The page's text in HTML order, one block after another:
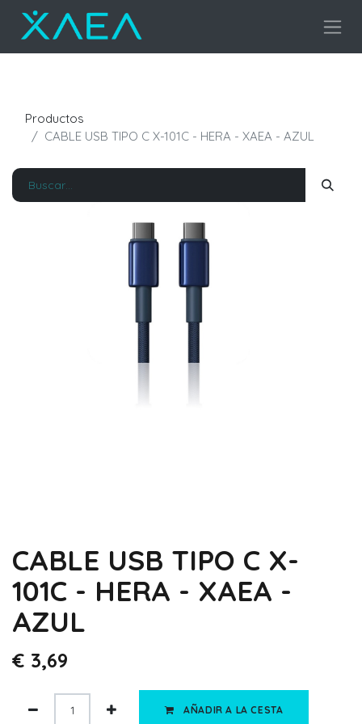
Productos
CABLE USB TIPO C X-101C - HERA - XAEA - AZUL
CABLE USB TIPO C X-
101C - HERA - XAEA -
AZUL
€ 3,69
AÑADIR A LA CESTA